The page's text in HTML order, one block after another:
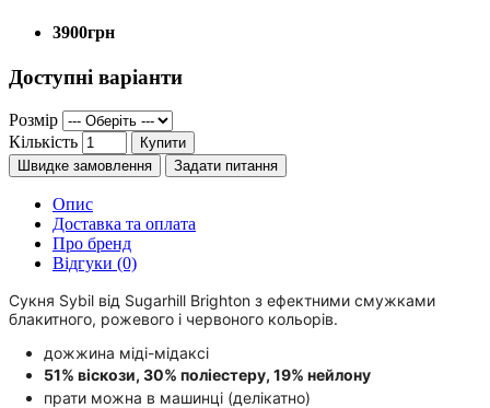
3900грн
Доступні варіанти
Розмір
Кількість
Купити
Швидке замовлення
Задати питання
Опис
Доставка та оплата
Про бренд
Відгуки (0)
Сукня Sybil від Sugarhill Brighton з ефектними смужками
блакитного, рожевого і червоного кольорів.
дожжина міді-мідаксі
51% віскози, 30% поліестеру, 19% нейлону
прати можна в машинці (делікатно)